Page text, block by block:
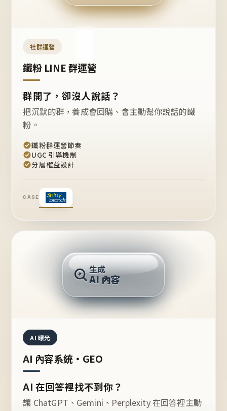
開團
嗎？
社群運營
鐵粉 LINE 群運營
群開了，卻沒人說話？
把沉默的群，養成會回購、會主動幫你說話的鐵
粉。
鐵粉群運營節奏
UGC 引導機制
分層權益設計
CASE
推薦的台灣品牌？
生成
AI 內容
AI 曝光
AI 內容系統・GEO
AI 在回答裡找不到你？
讓 ChatGPT、Gemini、Perplexity 在回答裡主動